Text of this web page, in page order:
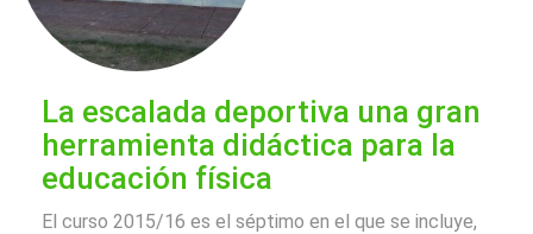
La escalada deportiva una gran
herramienta didáctica para la
educación física
El curso 2015/16 es el séptimo en el que se incluye,